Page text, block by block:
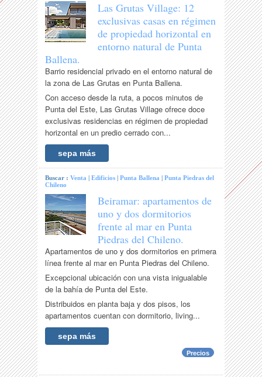
Las Grutas Village: 12
exclusivas casas en régimen
de propiedad horizontal en
entorno natural de Punta
Ballena.
Barrio residencial privado en el entorno natural de
la zona de Las Grutas en Punta Ballena.
Con acceso desde la ruta, a pocos minutos de
Punta del Este, Las Grutas Village ofrece doce
exclusivas residencias en régimen de propiedad
horizontal en un predio cerrado con...
sepa más
Buscar :Venta |Edificios |Punta Ballena |Punta Piedras del
Chileno
Beiramar: apartamentos de
uno y dos dormitorios
frente al mar en Punta
Piedras del Chileno.
Apartamentos de uno y dos dormitorios en primera
línea frente al mar en Punta Piedras del Chileno.
Excepcional ubicación con una vista inigualable
de la bahía de Punta del Este.
Distribuidos en planta baja y dos pisos, los
apartamentos cuentan con dormitorio, living...
sepa más
Precios